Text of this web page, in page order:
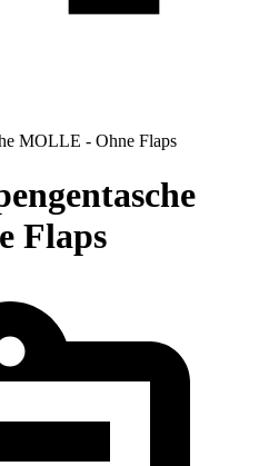
MOLLE - Ohne Flaps
Flaps